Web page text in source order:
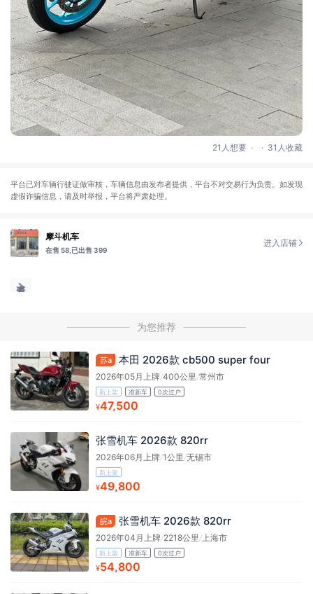
21人想要 . . 31人收藏
平台已对车辆行驶证做审核，车辆信息由发布者提供，平台不对交易行为负责。如发现
虚假诈骗信息，请及时举报，平台将严肃处理。
摩斗机车
在售 58, 已出售 399
进入店铺
为您推荐
苏a 本田 2026款 cb500 super four
2026年05月上牌/400公里/常州市
新上架 准新车 0次过户
¥47,500
张雪机车 2026款 820rr
2026年06月上牌/1公里/无锡市
新上架
¥49,800
皖a 张雪机车 2026款 820rr
2026年04月上牌/2218公里/上海市
新上架 准新车 0次过户
¥54,800